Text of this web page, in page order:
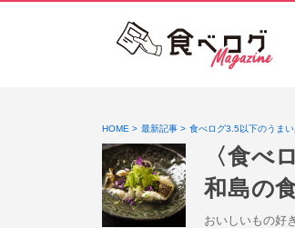
HOME 最新記事 食べログ3.5以下のうま
〈食べ
和島の
おいしいもの好